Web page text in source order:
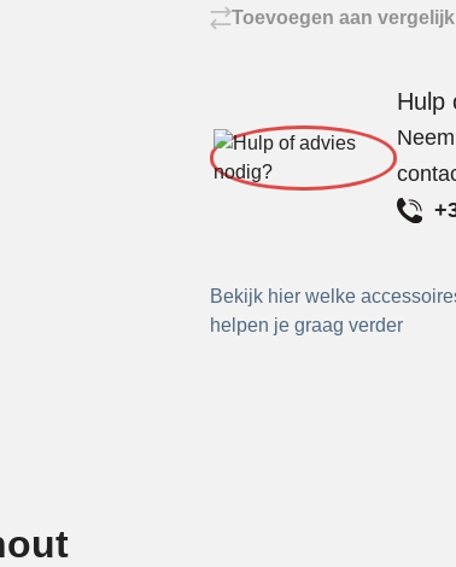
-
Toevoegen aan
Hulp
Bekijk hier welke
helpen je graag verder